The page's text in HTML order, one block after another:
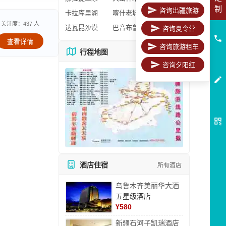
关注度：437 人
查看详情
卡拉库里湖
喀什老城区
达瓦昆沙漠
巴音布鲁克
行程地图 更多地图
酒店住宿 所有酒店
乌鲁木齐美丽华大酒
五星级酒店
¥580
新疆石河子凯瑞酒店
制
咨询出疆旅游
咨询夏令营
咨询旅游租车
咨询夕阳红